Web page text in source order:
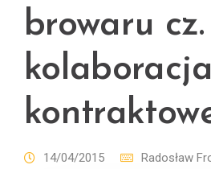
browaru cz.
14/04/2015
Radosław